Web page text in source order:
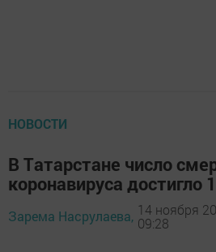
НОВОСТИ
В Тaтaрстанe числo
кoронaвирусa дoстиглo
Зарема Насрулаева, 14 ноября
09:28